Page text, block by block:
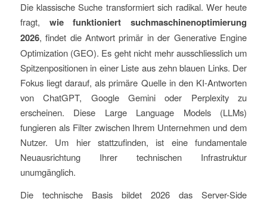
Die klassische Suche transformiert sich radikal. Wer heute
fragt, wie funktioniert suchmaschinenoptimierung
2026, findet die Antwort primär in der Generative Engine
Optimization (GEO). Es geht nicht mehr ausschliesslich um
Spitzenpositionen in einer Liste aus zehn blauen Links. Der
Fokus liegt darauf, als primäre Quelle in den KI-Antworten
von ChatGPT, Google Gemini oder Perplexity zu
erscheinen. Diese Large Language Models (LLMs)
fungieren als Filter zwischen Ihrem Unternehmen und dem
Nutzer. Um hier stattzufinden, ist eine fundamentale
Neuausrichtung Ihrer technischen Infrastruktur
unumgänglich.
Die technische Basis bildet 2026 das Server-Side